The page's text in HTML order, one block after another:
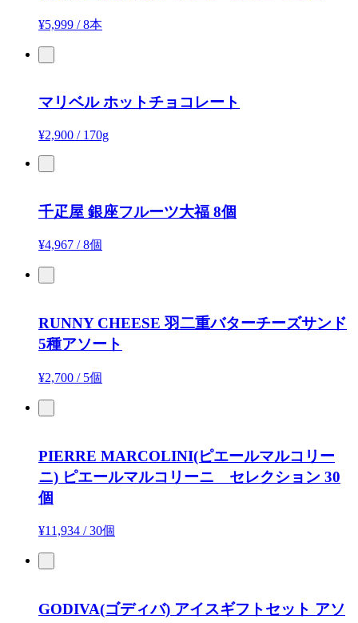
¥5,999 /8本
マリベル ホットチョコレート
¥2,900 / 170g
千疋屋 銀座フルーツ大福 8個
¥4,967 /8個
RUNNY CHEESE 羽二重バターチーズサンド
5種アソート
¥2,700 / 5個
PIERRE MARCOLINI(ピエールマルコリー
ニ) ピエールマルコリーニ セレクション 30
個
¥11,934 /30個
GODIVA(ゴディバ) アイスギフトセット アソ